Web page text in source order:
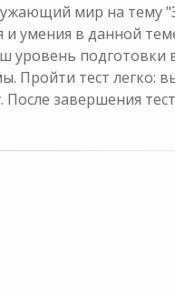
мир на тему
и умения в данной
подготовки
Пройти тест легко:
завершения